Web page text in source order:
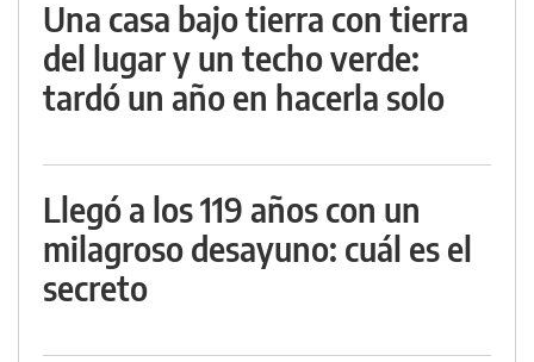
Una casa bajo tierra con tierra
del lugar y un techo verde:
tardó un año en hacerla solo
Llegó a los 119 años con un
milagroso desayuno: cuál es el
secreto